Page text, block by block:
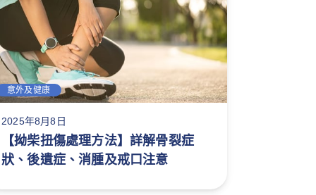
意外及健康
2025年8月8日
【拗柴扭傷處理方法】詳解骨裂症
狀、後遺症、消腫及戒口注意